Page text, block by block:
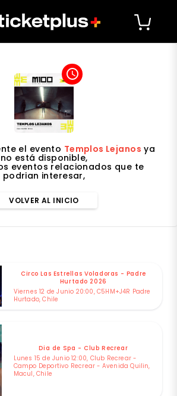
access_time
el evento Templos Lejanos ya
no está disponible,
eventos relacionados que te
podrian interesar,
VOLVER AL INICIO
Circo Las Estrellas Voladoras - Padre
Hurtado 2026
Viernes 12 de Junio 20:00, C5HM+J4R Padre
Hurtado, Chile
Dia de Spa - Club Recrear
Lunes 15 de Junio 12:00, Club Recrear -
Campo Deportivo Recrear - Avenida Quilin,
Macul, Chile